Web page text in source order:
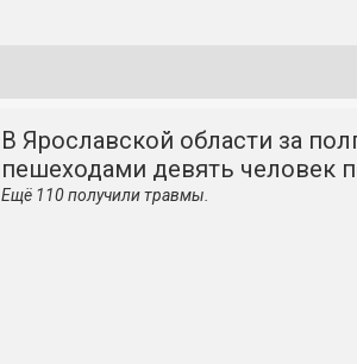
В Ярославской области за
пешеходами девять человек
Ещё 110 получили травмы.